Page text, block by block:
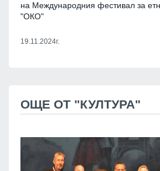
на Международния фестивал за
"ОКО"
19.11.2024г.
ОЩЕ ОТ "КУЛТУРА"